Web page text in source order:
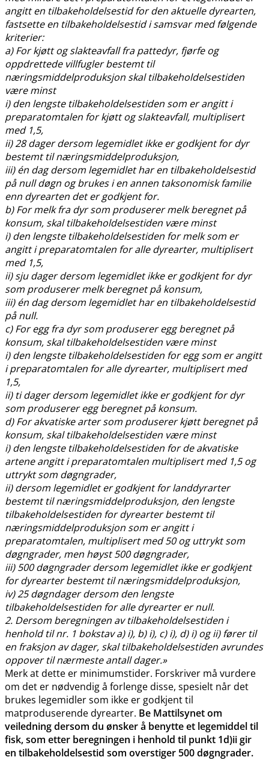
angitt en tilbakeholdelsestid for den aktuelle dyrearten,
fastsette en tilbakeholdelsestid i samsvar med følgende
kriterier:
a) For kjøtt og slakteavfall fra pattedyr, fjørfe og
oppdrettede villfugler bestemt til
næringsmiddelproduksjon skal tilbakeholdelsestiden
være minst
i) den lengste tilbakeholdelsestiden som er angitt i
preparatomtalen for kjøtt og slakteavfall, multiplisert
med 1,5,
ii) 28 dager dersom legemidlet ikke er godkjent for dyr
bestemt til næringsmiddelproduksjon,
iii) én dag dersom legemidlet har en tilbakeholdelsestid
på null døgn og brukes i en annen taksonomisk familie
enn dyrearten det er godkjent for.
b) For melk fra dyr som produserer melk beregnet på
konsum, skal tilbakeholdelsestiden være minst
i) den lengste tilbakeholdelsestiden for melk som er
angitt i preparatomtalen for alle dyrearter, multiplisert
med 1,5,
ii) sju dager dersom legemidlet ikke er godkjent for dyr
som produserer melk beregnet på konsum,
iii) én dag dersom legemidlet har en tilbakeholdelsestid
på null.
c) For egg fra dyr som produserer egg beregnet på
konsum, skal tilbakeholdelsestiden være minst
i) den lengste tilbakeholdelsestiden for egg som er angitt
i preparatomtalen for alle dyrearter, multiplisert med
1,5,
ii) ti dager dersom legemidlet ikke er godkjent for dyr
som produserer egg beregnet på konsum.
d) For akvatiske arter som produserer kjøtt beregnet på
konsum, skal tilbakeholdelsestiden være minst
i) den lengste tilbakeholdelsestiden for de akvatiske
artene angitt i preparatomtalen multiplisert med 1,5 og
uttrykt som døgngrader,
ii) dersom legemidlet er godkjent for landdyrarter
bestemt til næringsmiddelproduksjon, den lengste
tilbakeholdelsestiden for dyrearter bestemt til
næringsmiddelproduksjon som er angitt i
preparatomtalen, multiplisert med 50 og uttrykt som
døgngrader, men høyst 500 døgngrader,
iii) 500 døgngrader dersom legemidlet ikke er godkjent
for dyrearter bestemt til næringsmiddelproduksjon,
iv) 25 døgndager dersom den lengste
tilbakeholdelsestiden for alle dyrearter er null.
2. Dersom beregningen av tilbakeholdelsestiden i
henhold til nr. 1 bokstav a) i), b) i), c) i), d) i) og ii) fører til
en fraksjon av dager, skal tilbakeholdelsestiden avrundes
oppover til nærmeste antall dager.»
Merk at dette er minimumstider. Forskriver må vurdere
om det er nødvendig å forlenge disse, spesielt når det
brukes legemidler som ikke er godkjent til
matproduserende dyrearter. Be Mattilsynet om
veiledning dersom du ønsker å benytte et legemiddel til
fisk, som etter beregningen i henhold til punkt 1d)ii gir
en tilbakeholdelsestid som overstiger 500 døgngrader.